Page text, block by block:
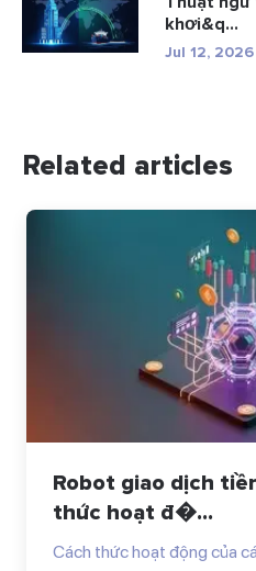
khơi&q...
Jul 12, 2026
Related articles
Robot giao dịch
thức hoạt đ�...
Cách thức hoạt động của